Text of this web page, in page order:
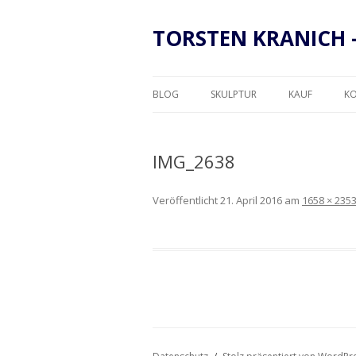
TORSTEN KRANICH
BLOG SKULPTUR KAUF
IMG_2638
Veröffentlicht21. April 2016 am 1658 × 2353